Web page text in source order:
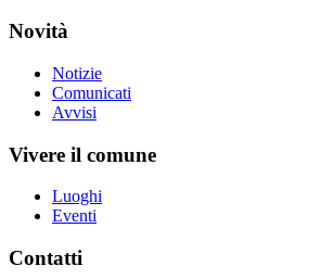
Novità
Notizie
Comunicati
Avvisi
Vivere il comune
Luoghi
Eventi
Contatti